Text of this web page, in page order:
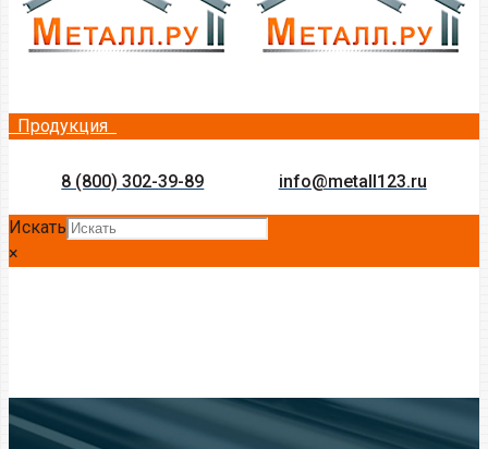
Продукция
8 (800) 302-39-89 info@metall123.ru
Искать
×